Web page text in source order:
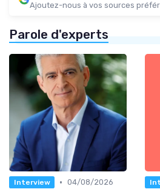
Ajoutez-nous à vos sources
Parole d'experts
Interview • 04/08/2026